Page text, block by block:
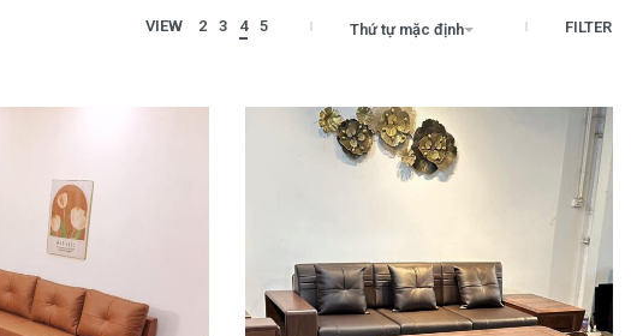
VIEW 2 3 4 5 Thứ tự mặc định FILTER